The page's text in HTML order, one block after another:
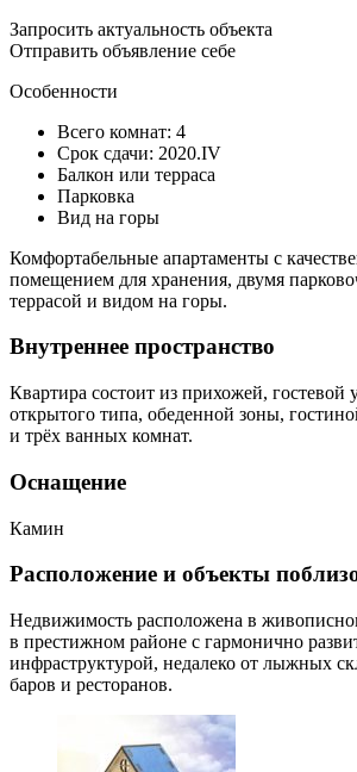
Запросить актуальность объекта
Отправить объявление себе
Особенности
Всего комнат: 4
Срок сдачи: 2020.IV
Балкон или терраса
Парковка
Вид на горы
Комфортабельные апартаменты с
помещением для хранения, двумя
террасой и видом на горы.
Внутреннее пространство
Квартира состоит из прихожей, гостевой
открытого типа, обеденной зоны,
и трёх ванных комнат.
Оснащение
Камин
Расположение и объекты
Недвижимость расположена в
в престижном районе с гармонично
инфраструктурой, недалеко от лыжных
баров и ресторанов.